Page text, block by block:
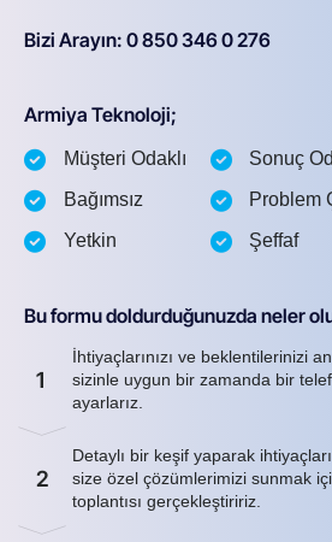
Bizi Arayın: 0 850 346 0 276
Armiya Teknoloji;
Müşteri Odaklı
Bağımsız
Yetkin
Sonuç
Problem
Şeffaf
Bu formu doldurduğunuzda neler
1
İhtiyaçlarınızı ve beklentilerinizi
sizinle uygun bir zamanda bir
ayarlarız.
2
Detaylı bir keşif yaparak
size özel çözümlerimizi sunmak
toplantısı gerçekleştiririz.